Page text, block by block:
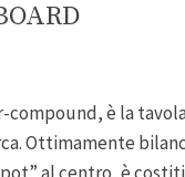
compound, è la
Ottimamente